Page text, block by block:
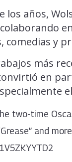
los años,
comedias y
más
en
two-time
and